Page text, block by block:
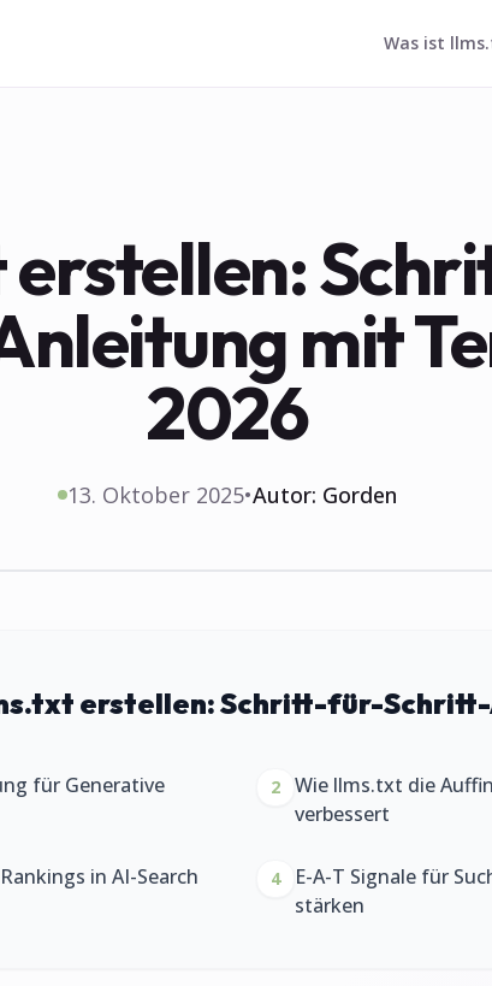
Was ist
mit
2026
13. Oktober 2025•Autor: Gorden
erstellen: Schritt-für-
für Generative
2
Wie llms.txt die
verbessert
in AI-Search 4
E-A-T Signale für
stärken